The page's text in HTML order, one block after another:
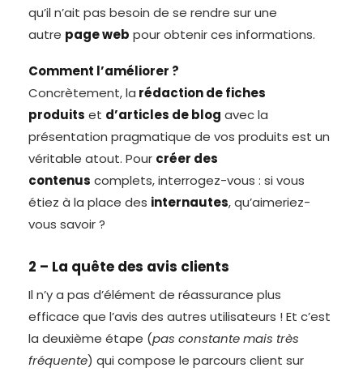
qu’il n’ait pas besoin de se rendre sur une
autre page web pour obtenir ces informations.
Comment l’améliorer ?
Concrètement, la rédaction de fiches
produits et d’articles de blog avec la
présentation pragmatique de vos produits est un
véritable atout. Pour créer des
contenus complets, interrogez-vous : si vous
étiez à la place des internautes, qu’aimeriez-
vous savoir ?
2 – La quête des avis clients
Il n’y a pas d’élément de réassurance plus
efficace que l’avis des autres utilisateurs ! Et c’est
la deuxième étape (pas constante mais très
fréquente) qui compose le parcours client sur